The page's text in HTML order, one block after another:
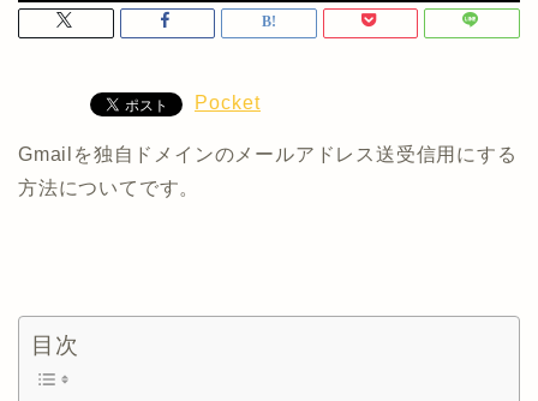
Pocket
Gmailを独自ドメインのメールアドレス送受信用にする
方法についてです。
目次